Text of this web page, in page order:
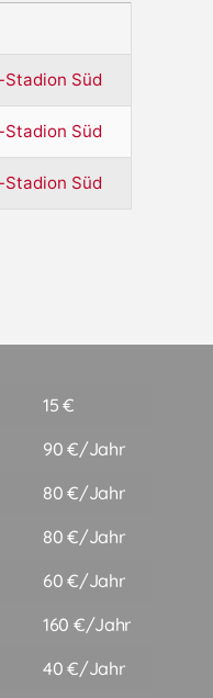
Süd
Süd
Süd
15 €
90 €/Jahr
80 €/Jahr
80 €/Jahr
60 €/Jahr
160 €/Jahr
40 €/Jahr